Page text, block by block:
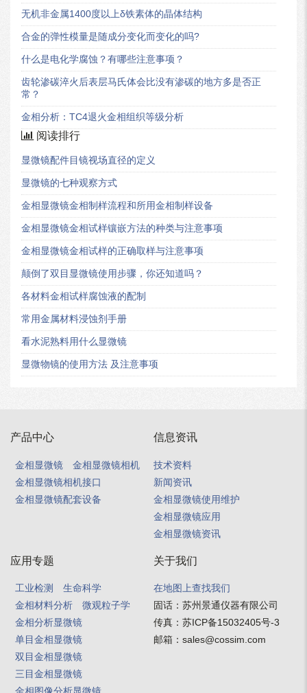
无机非金属1400度以上δ铁素体的晶体结构
合金的弹性模量是随成分变化而变化的吗?
什么是电化学腐蚀？有哪些注意事项？
齿轮渗碳淬火后表层马氏体会比没有渗碳的地方多是否正
常？
金相分析：TC4退火金相组织等级分析
阅读排行
显微镜配件目镜视场直径的定义
显微镜的七种观察方式
金相显微镜金相制样流程和所用金相制样设备
金相显微镜金相试样镶嵌方法的种类与注意事项
金相显微镜金相试样的正确取样与注意事项
颠倒了双目显微镜使用步骤，你还知道吗？
各材料金相试样腐蚀液的配制
常用金属材料浸蚀剂手册
看水泥熟料用什么显微镜
显微物镜的使用方法 及注意事项
产品中心
金相显微镜
金相显微镜相机
金相显微镜相机接口
金相显微镜配套设备
信息资讯
技术资料
新闻资讯
金相显微镜使用维护
金相显微镜应用
金相显微镜资讯
应用专题
工业检测
生命科学
金相材料分析
微观粒子学
金相分析显微镜
单目金相显微镜
双目金相显微镜
三目金相显微镜
关于我们
在地图上查找我们
固话： 苏州景通仪器有限公司
传真： 苏ICP备15032405号-3
邮箱： sales@cossim.com